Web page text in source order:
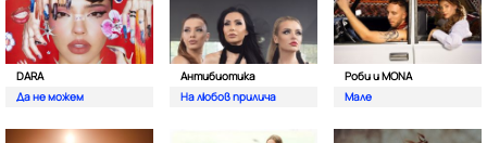
DARA
Да не можем
Антибиотика
На любов прилича
Роби и MONA
Мале